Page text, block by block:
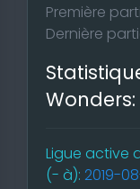
Première
Dernière
Ligue active
(- à): 2019-